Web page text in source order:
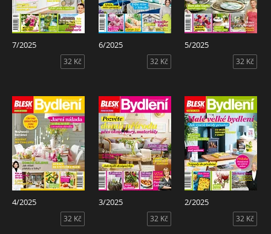
7/2025
32 Kč
6/2025
32 Kč
5/2025
32 Kč
4/2025
32 Kč
3/2025
32 Kč
2/2025
32 Kč